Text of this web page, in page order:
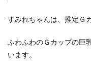
すみれちゃんは、推定Ｇ
ふわふわのＧカップの巨
います。